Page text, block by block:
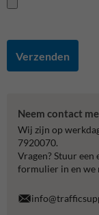
Verzenden
Neem contact
Wij zijn op
7920070.
Vragen? Stuur een
formulier in en we